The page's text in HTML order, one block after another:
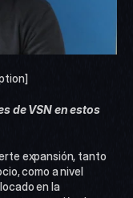
de VSN en estos
expansión, tanto
como a nivel
en la